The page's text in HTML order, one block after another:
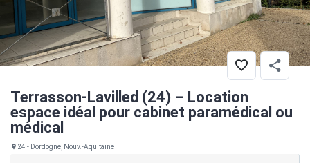
Terrasson-Lavilled (24) – Location
espace idéal pour cabinet paramédical ou
médical
24 - Dordogne, Nouv.-Aquitaine